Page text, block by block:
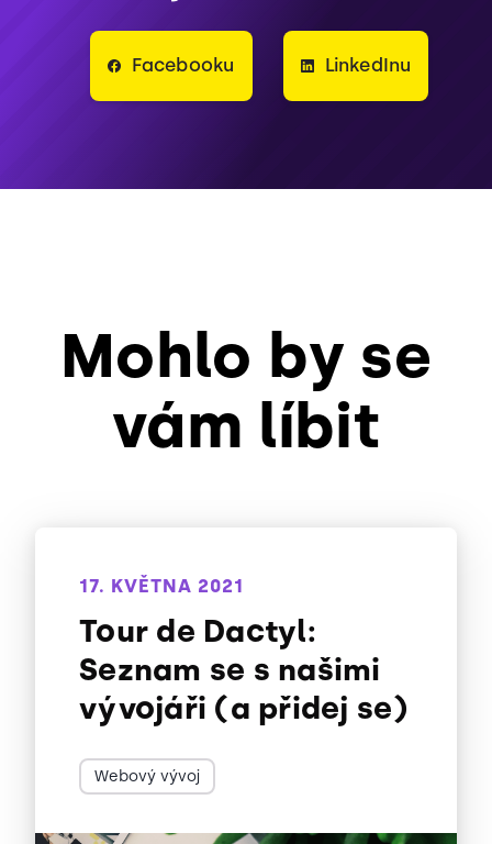
Facebooku LinkedInu
Mohlo by se
vám líbit
17. KVĚTNA 2021
Tour de Dactyl:
Seznam se s našimi
vývojáři (a přidej se)
Webový vývoj